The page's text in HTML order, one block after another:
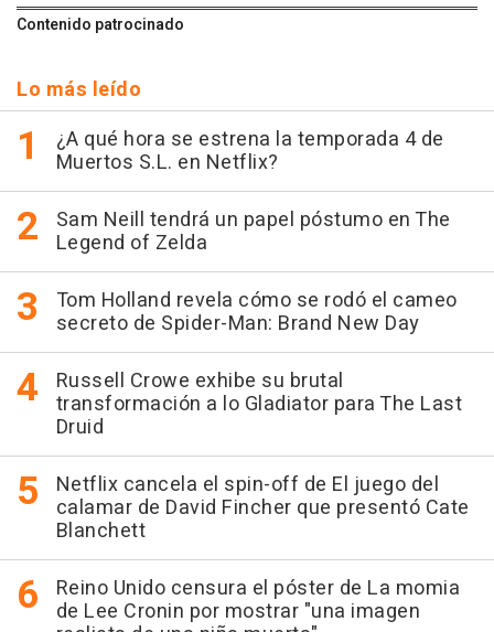
Contenido patrocinado
Lo más leído
¿A qué hora se estrena la temporada 4 de
Muertos S.L. en Netflix?
Sam Neill tendrá un papel póstumo en The
Legend of Zelda
Tom Holland revela cómo se rodó el cameo
secreto de Spider-Man: Brand New Day
Russell Crowe exhibe su brutal
transformación a lo Gladiator para The Last
Druid
Netflix cancela el spin-off de El juego del
calamar de David Fincher que presentó Cate
Blanchett
Reino Unido censura el póster de La momia
de Lee Cronin por mostrar "una imagen